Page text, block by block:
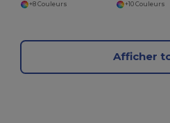
+8 Couleurs
+10 Couleurs
Afficher